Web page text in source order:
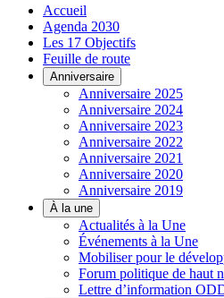
Accueil
Agenda 2030
Les 17 Objectifs
Feuille de route
Anniversaire
Anniversaire 2025
Anniversaire 2024
Anniversaire 2023
Anniversaire 2022
Anniversaire 2021
Anniversaire 2020
Anniversaire 2019
À la une
Actualités à la Une
Événements à la Une
Mobiliser pour le
Forum politique de haut
Lettre d’information